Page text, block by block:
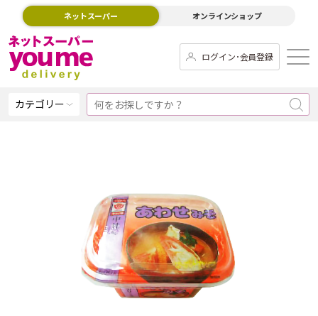
ネットスーパー オンラインショップ
ログイン･会員登録
カテゴリー